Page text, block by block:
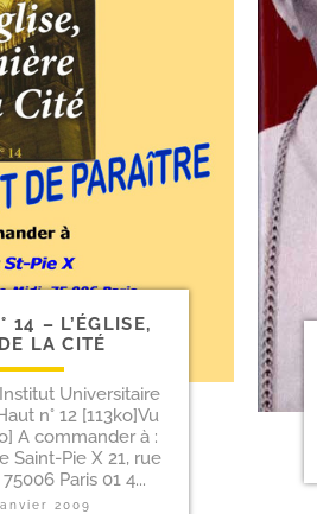
14 – L’ÉGLISE,
LA CITÉ
Universitaire
n° 12 [113ko]Vu
A commander à :
Saint-Pie X 21, rue
Paris 01 4...
2009